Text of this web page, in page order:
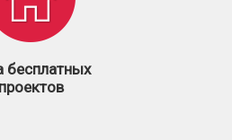
бесплатных
проектов